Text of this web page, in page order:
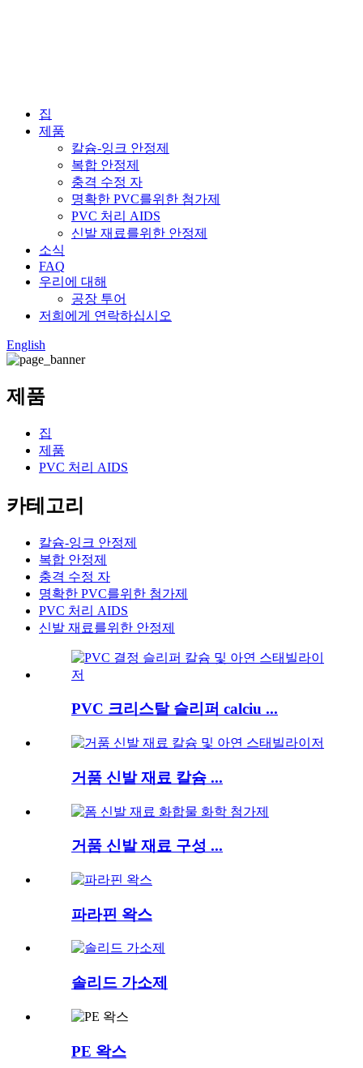
집
제품
칼슘-잉크 안정제
복합 안정제
충격 수정 자
명확한 PVC를위한 첨가제
PVC 처리 AIDS
신발 재료를위한 안정제
소식
FAQ
우리에 대해
공장 투어
저희에게 연락하십시오
English
제품
집
제품
PVC 처리 AIDS
카테고리
칼슘-잉크 안정제
복합 안정제
충격 수정 자
명확한 PVC를위한 첨가제
PVC 처리 AIDS
신발 재료를위한 안정제
PVC 크리스탈 슬리퍼 calciu ...
거품 신발 재료 칼슘 ...
거품 신발 재료 구성 ...
파라핀 왁스
솔리드 가소제
PE 왁스